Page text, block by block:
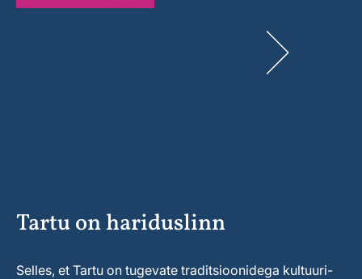
Tartu on hariduslinn
Selles, et Tartu on tugevate traditsioonidega kultuuri-